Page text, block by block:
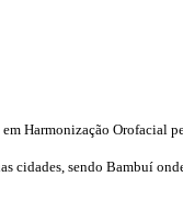
Harmonização Orofacial
cidades, sendo Bambuí